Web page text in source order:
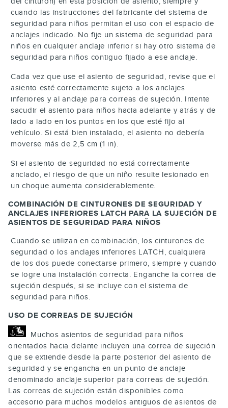
cuando las instrucciones del fabricante del sistema de
seguridad para niños permitan el uso con el espacio de
anclajes indicado. No fije un sistema de seguridad para
niños en cualquier anclaje inferior si hay otro sistema de
seguridad para niños contiguo fijado a ese anclaje.
Cada vez que use el asiento de seguridad, revise que el
asiento esté correctamente sujeto a los anclajes
inferiores y al anclaje para correas de sujeción. Intente
sacudir el asiento para niños hacia adelante y atrás y de
lado a lado en los puntos en los que esté fijo al
vehículo. Si está bien instalado, el asiento no debería
moverse más de 2,5 cm (1 in).
Si el asiento de seguridad no está correctamente
anclado, el riesgo de que un niño resulte lesionado en
un choque aumenta considerablemente.
COMBINACIÓN DE CINTURONES DE SEGURIDAD Y
ANCLAJES INFERIORES LATCH PARA LA SUJECIÓN DE
ASIENTOS DE SEGURIDAD PARA NIÑOS
Cuando se utilizan en combinación, los cinturones de
seguridad o los anclajes inferiores LATCH, cualquiera
de los dos puede conectarse primero, siempre y cuando
se logre una instalación correcta. Enganche la correa de
sujeción después, si se incluye con el sistema de
seguridad para niños.
USO DE CORREAS DE SUJECIÓN
Muchos asientos de seguridad para niños
orientados hacia delante incluyen una correa de sujeción
que se extiende desde la parte posterior del asiento de
seguridad y se engancha en un punto de anclaje
denominado anclaje superior para correas de sujeción.
Las correas de sujeción están disponibles como
accesorio para muchos modelos antiguos de asientos de